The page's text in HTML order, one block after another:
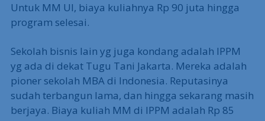
Untuk MM UI, biaya kuliahnya Rp 90 juta hingga
program selesai.
Sekolah bisnis lain yg juga kondang adalah IPPM
yg ada di dekat Tugu Tani Jakarta. Mereka adalah
pioner sekolah MBA di Indonesia. Reputasinya
sudah terbangun lama, dan hingga sekarang masih
berjaya. Biaya kuliah MM di IPPM adalah Rp 85